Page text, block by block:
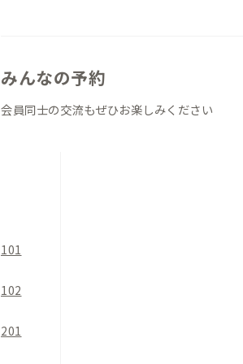
で使いやすく、本格的な調理も可能な
す。
みんなの予約
会員同士の交流もぜひお楽しみください
101
102
201